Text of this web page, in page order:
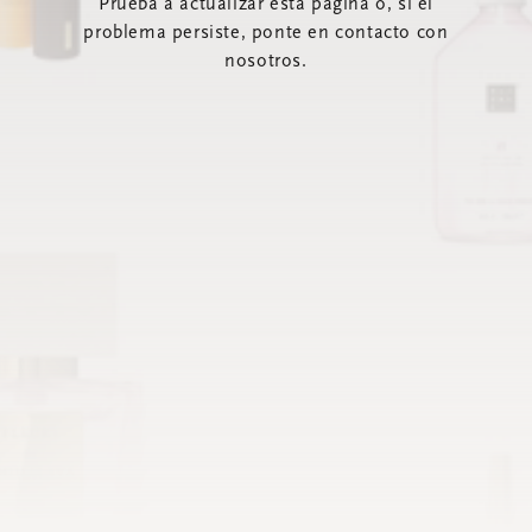
Prueba a actualizar esta página o, si el
problema persiste, ponte en contacto con
nosotros.